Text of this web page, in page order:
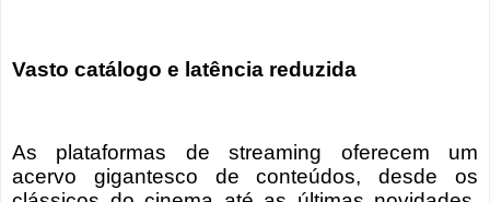
Vasto catálogo e latência reduzida
As plataformas de streaming oferecem um
acervo gigantesco de conteúdos, desde os